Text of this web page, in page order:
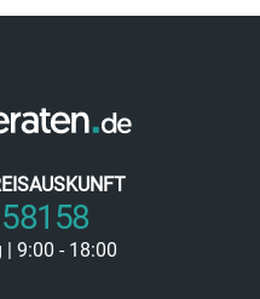
9:00 - 18:00